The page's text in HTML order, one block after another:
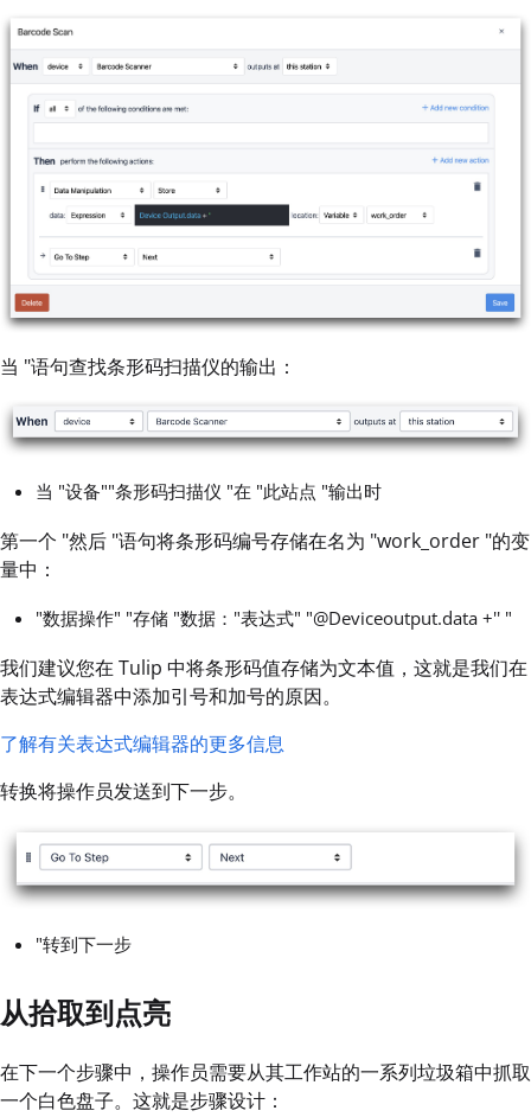
当 "语句查找条形码扫描仪的输出：
当 "设备""条形码扫描仪 "在 "此站点 "输出时
第一个 "然后 "语句将条形码编号存储在名为 "work_order "的变
量中：
"数据操作" "存储 "数据："表达式" "@Deviceoutput.data +'' "
我们建议您在 Tulip 中将条形码值存储为文本值，这就是我们在
表达式编辑器中添加引号和加号的原因。
了解有关表达式编辑器的更多信息
转换将操作员发送到下一步。
"转到下一步
从拾取到点亮
在下一个步骤中，操作员需要从其工作站的一系列垃圾箱中抓取
一个白色盘子。这就是步骤设计：